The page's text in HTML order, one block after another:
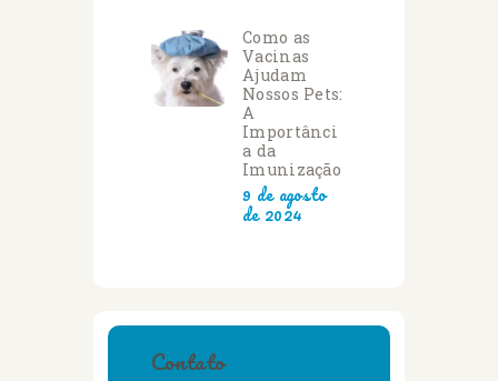
Como as
Vacinas
Ajudam
Nossos Pets:
A
Importânci
a da
Imunização
9 de agosto
de 2024
Contato